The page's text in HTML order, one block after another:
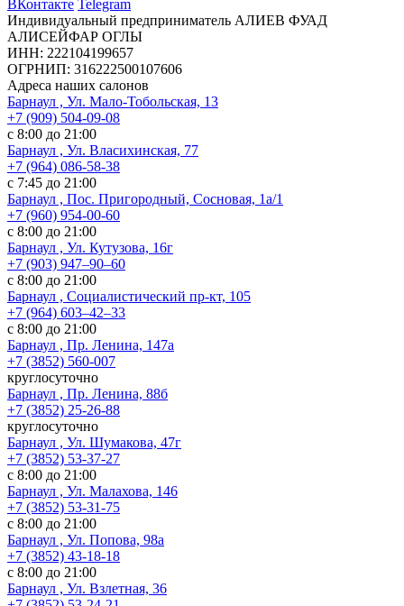
ВКонтакте Telegram
Индивидуальный предприниматель АЛИЕВ ФУАД
АЛИСЕЙФАР ОГЛЫ
ИНН: 222104199657
ОГРНИП: 316222500107606
Адреса наших салонов
Барнаул , Ул. Мало-Тобольская, 13
+7 (909) 504-09-08
с 8:00 до 21:00
Барнаул , Ул. Власихинская, 77
+7 (964) 086-58-38
с 7:45 до 21:00
Барнаул , Пос. Пригородный, Сосновая, 1а/1
+7 (960) 954-00-60
с 8:00 до 21:00
Барнаул , Ул. Кутузова, 16г
+7 (903) 947‒90‒60
с 8:00 до 21:00
Барнаул , Социалистический пр-кт, 105
+7 (964) 603‒42‒33
с 8:00 до 21:00
Барнаул , Пр. Ленина, 147а
+7 (3852) 560-007
круглосуточно
Барнаул , Пр. Ленина, 88б
+7 (3852) 25-26-88
круглосуточно
Барнаул , Ул. Шумакова, 47г
+7 (3852) 53-37-27
с 8:00 до 21:00
Барнаул , Ул. Малахова, 146
+7 (3852) 53-31-75
с 8:00 до 21:00
Барнаул , Ул. Попова, 98а
+7 (3852) 43-18-18
с 8:00 до 21:00
Барнаул , Ул. Взлетная, 36